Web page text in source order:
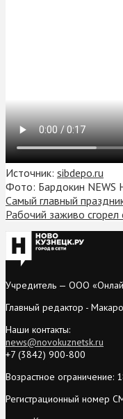
Источник: sibdepo.ru
Фото: Бардокин NEWS
Самый главный
Рабочий заживо
Учредитель — ООО
Главный редактор -
Наши контакты:
news@novokuznetsk.ru
+7 (3842) 900-800
Возрастное ограничение:
Регистрационный номер